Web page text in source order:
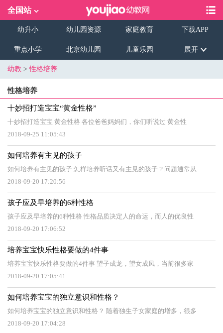
全国站
幼升小 幼儿园资源 家庭教育 下载APP
重点小学 北京幼儿园 儿童乐园 展开
幼教 >性格培养
性格培养
十妙招打造宝宝“黄金性格”
十妙招打造宝宝 黄金性格 各位爸爸妈妈们，你们听说过 黄金性
2018-09-25 11:05:43
如何培养有主见的孩子
如何培养有主见的孩子 怎样培养听话又有主见的孩子？问题通常从
2018-09-20 17:20:56
孩子应及早培养的6种性格
孩子应及早培养的6种性格 性格品质决定人的命运，而人的优良性
2018-09-20 17:06:52
培养宝宝快乐性格要做的4件事
培养宝宝快乐性格要做的4件事 望子成龙，望女成凤，当前很多家
2018-09-20 17:05:41
如何培养宝宝的独立意识和性格？
如何培养宝宝的独立意识和性格？ 随着独生子女家庭的增多，很多
2018-09-20 17:04:28